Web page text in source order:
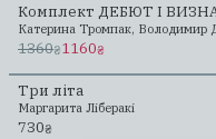
1360₴1160₴
Три літа
Маргарита Ліберакі
730₴